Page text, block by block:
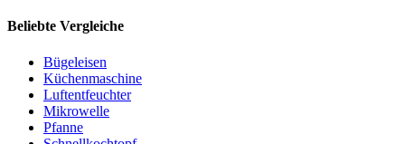
Beliebte Vergleiche
Bügeleisen
Küchenmaschine
Luftentfeuchter
Mikrowelle
Pfanne